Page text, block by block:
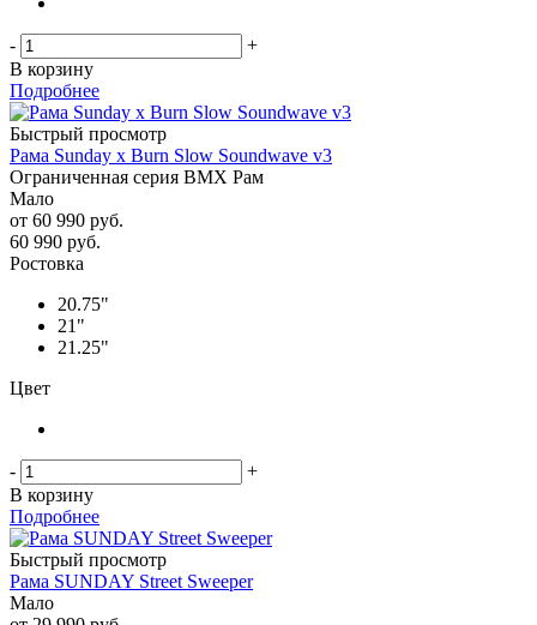
-
+
В корзину
Подробнее
Быстрый просмотр
Рама Sunday x Burn Slow Soundwave v3
Ограниченная серия BMX Рам
Мало
от 60 990 руб.
60 990 руб.
Ростовка
20.75"
21"
21.25"
Цвет
-
+
В корзину
Подробнее
Быстрый просмотр
Рама SUNDAY Street Sweeper
Мало